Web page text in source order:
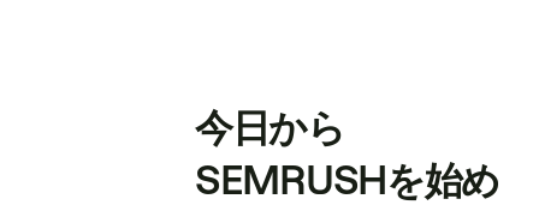
今日から
SEMRUSHを始め